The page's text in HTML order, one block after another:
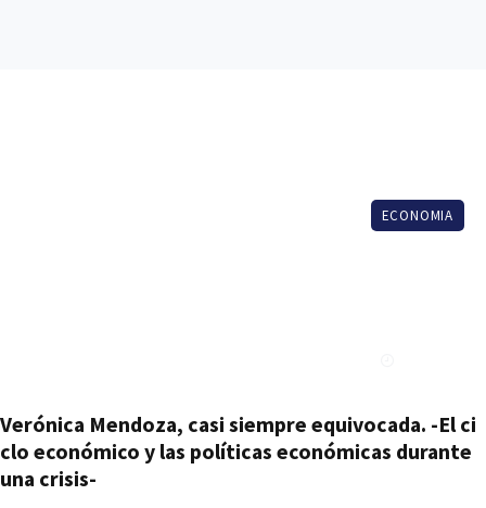
ECONOMIA
Verónica Mendoza, casi siempre equivocada. -El ci
clo económico y las políticas económicas durante
una crisis-